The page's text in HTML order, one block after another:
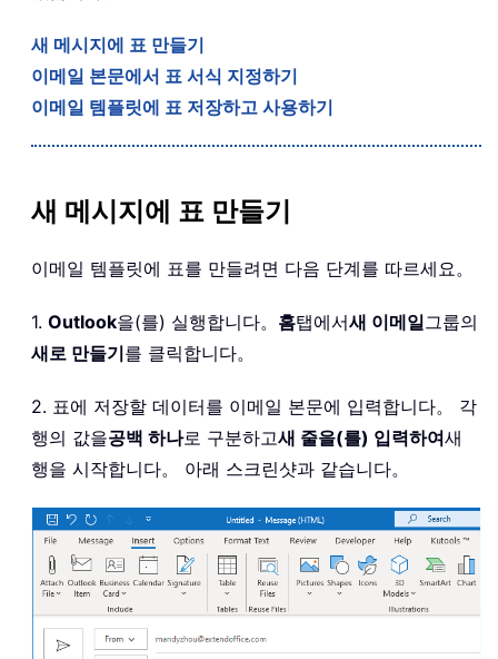
새 메시지에 표 만들기
이메일 본문에서 표 서식 지정하기
이메일 템플릿에 표 저장하고 사용하기
새 메시지에 표 만들기
이메일 템플릿에 표를 만들려면 다음 단계를 따르세요。
1. Outlook을(를) 실행합니다。 홈탭에서새 이메일그룹의
새로 만들기를 클릭합니다。
2. 표에 저장할 데이터를 이메일 본문에 입력합니다。 각
행의 값을공백 하나로 구분하고새 줄을(를) 입력하여새
행을 시작합니다。 아래 스크린샷과 같습니다。